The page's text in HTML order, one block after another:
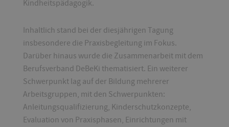
Kindheitspädagogik.
Inhaltlich stand bei der diesjährigen Tagung
insbesondere die Praxisbegleitung im Fokus.
Darüber hinaus wurde die Zusammenarbeit mit dem
Berufsverband DeBeKi thematisiert. Ein weiterer
Schwerpunkt lag auf der Bildung mehrerer
Arbeitsgruppen, mit den Schwerpunkten:
Anleitungsqualifizierung, Kinderschutzkonzepte,
Evaluation von Praxisphasen, Einrichtungen mit